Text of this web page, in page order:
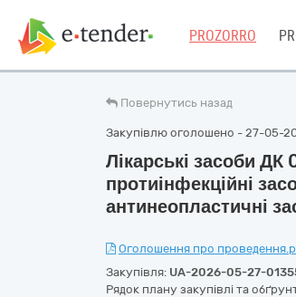
PROZORRO
Повернутись назад
Закупівлю оголошено - 27-05-
Лікарські засоби
протиінфекційні
антинеопластичні
Оголошення про
Закупівля: UA-2026-05-27-
Рядок плану закупівлі та